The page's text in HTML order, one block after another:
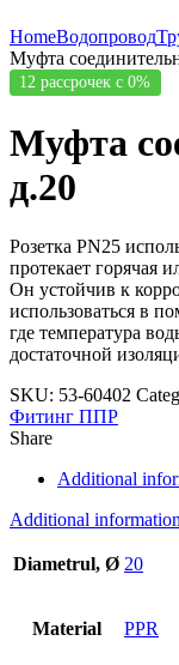
HomeВодопровод
Муфта
12 рассрочек с 0%
Муфта
д.20
Розетка PN25
протекает горячая
Он устойчив к
использоваться в
где температура
достаточной
SKU: 53-60402
Фитинг ППР
Share
Additional
Additional information
Diametrul, Ø 20
Material PPR